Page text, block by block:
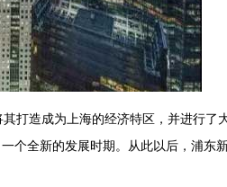
打造成为上海的经济特区，并进行了
个全新的发展时期。从此以后，浦东